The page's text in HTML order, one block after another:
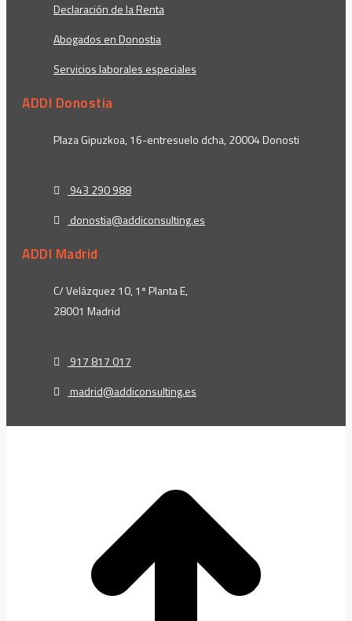
Declaración de la Renta
Abogados en Donostia
Servicios laborales especiales
ADDI Donostia
Plaza Gipuzkoa, 16-entresuelo dcha, 20004 Donosti
943 290 988
donostia@addiconsulting.es
ADDI Madrid
C/ Velázquez 10, 1ª Planta E,
28001 Madrid
917 817 017
madrid@addiconsulting.es